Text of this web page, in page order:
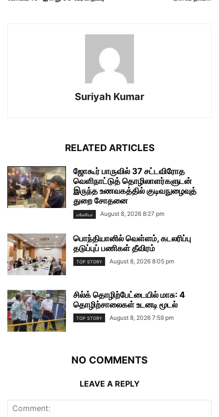
Suriyah Kumar
RELATED ARTICLES
ஜோகூர் பாருவில் 37 சட்டவிரோத
வெளிநாட்டுத் தொழிலாளர்களுடன்
இருந்த உணவகத்தில் குடிவநுழைவுத்
துறை சோதனை
மலேசியா August 8, 2026 8:27 pm
பொந்தியானில் வெள்ளம், கடலரிப்பு
தடுப்புப் பணிகள் தீவிரம்
TOP STORY August 8, 2026 8:05 pm
சில்க் தொழிற்பேட்டையில் மாசு: 4
தொழிற்சாலைகள் உடனடி மூடல்
TOP STORY August 8, 2026 7:59 pm
NO COMMENTS
LEAVE A REPLY